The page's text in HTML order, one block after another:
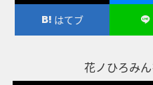
はてブ
花ノひろみ